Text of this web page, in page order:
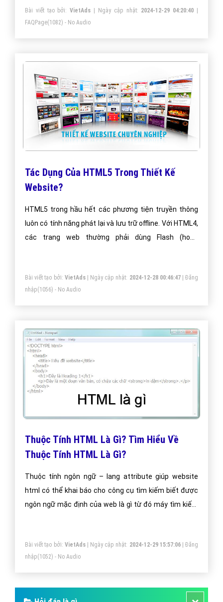
Bài viết tạo bởi:VietAds | Ngày cập nhật: 2024-12-29 04:20:40 |
FAQPage(1082) - No Audio
Tác Dụng Của HTML5 Trong Thiết Kế
Website?
HTML5 trong hầu hết các phương tiện truyền thông
luôn có tính năng phát lại và lưu trữ offline. Với HTML4,
các trang web thường phải dùng Flash (hoặc
Bài viết tạo bởi: VietAds| Ngày cập nhật: 2024-12-28 00:46:47|Đăng
nhập(1056) - No Audio
Thuộc Tính HTML Là Gì? Tìm Hiểu Về
Thuộc Tính HTML Là Gì?
Thuộc tính ngôn ngữ – lang attribute giúp website
html có thể khai báo cho công cụ tìm kiếm biết được
ngôn ngữ mặc định của web là gì từ đó máy tìm kiếm
Bài viết tạo bởi: VietAds| Ngày cập nhật: 2024-12-29 15:57:06|Đăng
nhập(1052) - No Audio